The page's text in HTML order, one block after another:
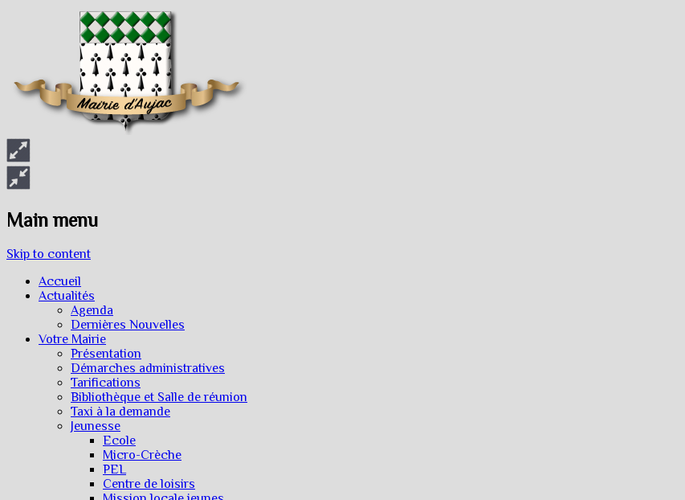
Main menu
Skip to content
Accueil
Actualités
Agenda
Dernières Nouvelles
Votre Mairie
Présentation
Démarches administratives
Tarifications
Bibliothèque et Salle de réunion
Taxi à la demande
Jeunesse
Ecole
Micro-Crèche
PEL
Centre de loisirs